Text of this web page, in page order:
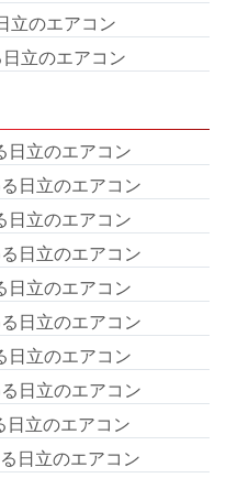
立のエアコン
立のエアコン
日立のエアコン
日立のエアコン
日立のエアコン
日立のエアコン
日立のエアコン
日立のエアコン
日立のエアコン
日立のエアコン
日立のエアコン
日立のエアコン